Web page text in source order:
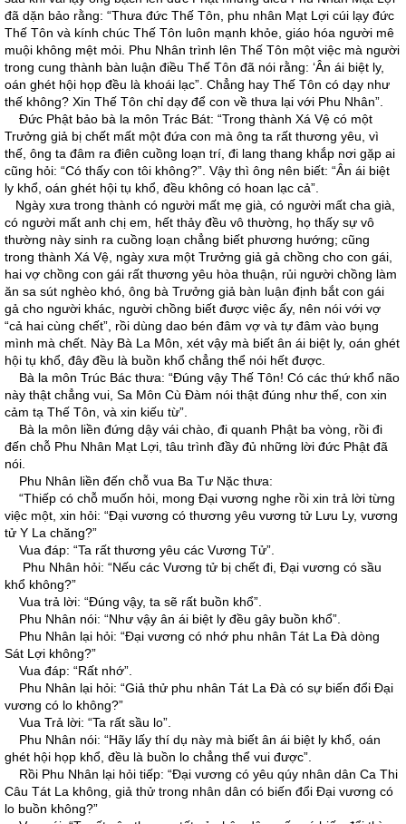
đã dặn bảo rằng: “Thưa đức Thế Tôn, phu nhân Mạt Lợi cúi lạy đức
Thế Tôn và kính chúc Thế Tôn luôn mạnh khỏe, giáo hóa người mê
muội không mệt mỏi. Phu Nhân trình lên Thế Tôn một việc mà người
trong cung thành bàn luận điều Thế Tôn đã nói rằng: ‘Ân ái biệt ly,
oán ghét hội họp đều là khoái lạc”. Chẳng hay Thế Tôn có dạy như
thế không? Xin Thế Tôn chỉ dạy để con về thưa lại với Phu Nhân”.
Đức Phật bảo bà la môn Trác Bát: “Trong thành Xá Vệ có một
Trưởng giả bị chết mất một đứa con mà ông ta rất thương yêu, vì
thế, ông ta đâm ra điên cuồng loạn trí, đi lang thang khắp nơi gặp ai
cũng hỏi: “Có thấy con tôi không?”. Vậy thì ông nên biết: “Ân ái biệt
ly khổ, oán ghét hội tụ khổ, đều không có hoan lạc cả”.
Ngày xưa trong thành có người mất mẹ già, có người mất cha già,
có người mất anh chị em, hết thảy đều vô thường, họ thấy sự vô
thường này sinh ra cuồng loạn chẳng biết phương hướng; cũng
trong thành Xá Vệ, ngày xưa một Trưởng giả gả chồng cho con gái,
hai vợ chồng con gái rất thương yêu hòa thuận, rủi người chồng làm
ăn sa sút nghèo khó, ông bà Trưởng giả bàn luận định bắt con gái
gả cho người khác, người chồng biết được việc ấy, nên nói với vợ
“cả hai cùng chết”, rồi dùng dao bén đâm vợ và tự đâm vào bụng
mình mà chết. Này Bà La Môn, xét vậy mà biết ân ái biệt ly, oán ghét
hội tụ khổ, đây đều là buồn khổ chẳng thể nói hết được.
Bà la môn Trúc Bác thưa: “Đúng vậy Thế Tôn! Có các thứ khổ não
này thật chẳng vui, Sa Môn Cù Đàm nói thật đúng như thế, con xin
cảm tạ Thế Tôn, và xin kiếu từ”.
Bà la môn liền đứng dậy vái chào, đi quanh Phật ba vòng, rồi đi
đến chỗ Phu Nhân Mạt Lợi, tâu trình đầy đủ những lời đức Phật đã
nói.
Phu Nhân liền đến chỗ vua Ba Tư Nặc thưa:
“Thiếp có chỗ muốn hỏi, mong Đại vương nghe rồi xin trả lời từng
việc một, xin hỏi: “Đại vương có thương yêu vương tử Lưu Ly, vương
tử Y La chăng?”
Vua đáp: “Ta rất thương yêu các Vương Tử”.
Phu Nhân hỏi: “Nếu các Vương tử bị chết đi, Đại vương có sầu
khổ không?”
Vua trả lời: “Đúng vậy, ta sẽ rất buồn khổ”.
Phu Nhân nói: “Như vậy ân ái biệt ly đều gây buồn khổ”.
Phu Nhân lại hỏi: “Đại vương có nhớ phu nhân Tát La Đà dòng
Sát Lợi không?”
Vua đáp: “Rất nhớ”.
Phu Nhân lại hỏi: “Giả thử phu nhân Tát La Đà có sự biến đổi Đại
vương có lo không?”
Vua Trả lời: “Ta rất sầu lo”.
Phu Nhân nói: “Hãy lấy thí dụ này mà biết ân ái biệt ly khổ, oán
ghét hội họp khổ, đều là buồn lo chẳng thể vui được”.
Rồi Phu Nhân lại hỏi tiếp: “Đại vương có yêu qúy nhân dân Ca Thi
Câu Tát La không, giả thử trong nhân dân có biến đổi Đại vương có
lo buồn không?”